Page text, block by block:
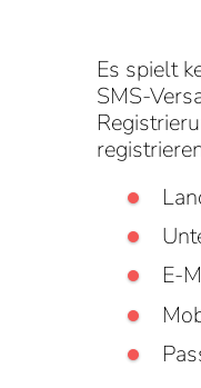
Es spielt
SMS-
E-